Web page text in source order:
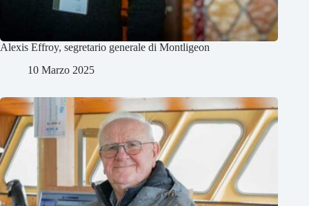
Alexis Effroy, segretario generale di Montligeon
10 Marzo 2025